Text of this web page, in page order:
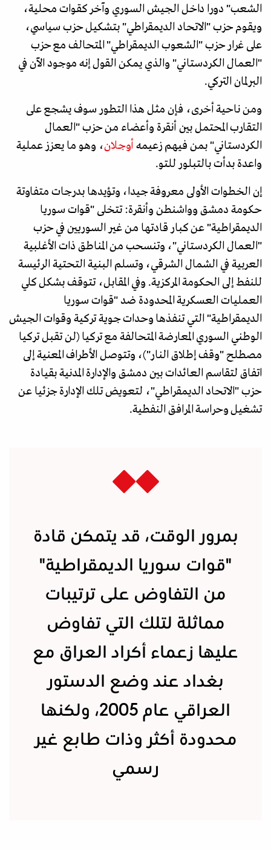
الشعب" دورا داخل الجيش السوري وآخر كقوات محلية،
ويقوم حزب "الاتحاد الديمقراطي" بتشكيل حزب سياسي،
على غرار حزب "الشعوب الديمقراطي" المتحالف مع حزب
"العمال الكردستاني" والذي يمكن القول إنه موجود الآن في
البرلمان التركي.
ومن ناحية أخرى، فإن مثل هذا التطور سوف يشجع على
التقارب المحتمل بين أنقرة وأعضاء من حزب "العمال
الكردستاني" بمن فيهم زعيمه أوجلان، وهو ما يعزز عملية
واعدة بدأت بالتبلور للتو.
إن الخطوات الأولى معروفة جيدا، وتؤيدها بدرجات متفاوتة
حكومة دمشق وواشنطن وأنقرة: تتخلى "قوات سوريا
الديمقراطية" عن كبار قادتها من غير السوريين في حزب
"العمال الكردستاني"، وتنسحب من المناطق ذات الأغلبية
العربية في الشمال الشرقي، وتسلم البنية التحتية الرئيسة
للنفط إلى الحكومة المركزية. وفي المقابل، تتوقف بشكل كلي
العمليات العسكرية المحدودة ضد "قوات سوريا
الديمقراطية" التي تنفذها وحدات جوية تركية وقوات الجيش
الوطني السوري المعارضة المتحالفة مع تركيا (لن تقبل تركيا
مصطلح "وقف إطلاق النار")، وتتوصل الأطراف المعنية إلى
اتفاق لتقاسم العائدات بين دمشق والإدارة المدنية بقيادة
حزب "الاتحاد الديمقراطي"، لتعويض تلك الإدارة جزئيا عن
تشغيل وحراسة المرافق النفطية.
بمرور الوقت، قد يتمكن قادة
"قوات سوريا الديمقراطية"
من التفاوض على ترتيبات
مماثلة لتلك التي تفاوض
عليها زعماء أكراد العراق مع
بغداد عند وضع الدستور
العراقي عام 2005، ولكنها
محدودة أكثر وذات طابع غير
رسمي